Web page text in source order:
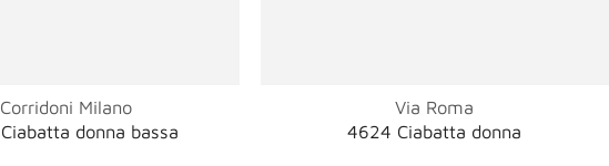
Corridoni Milano
donna bassa
Via Roma
4624 Ciabatta donna